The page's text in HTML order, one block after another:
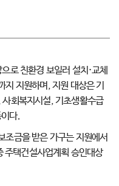
로 친환경 보일러 설치·교체
지원하며, 지원 대상은 기
회복지시설, 기초생활수급
다.
금을 받은 가구는 지원에서
주택건설사업계획 승인대상